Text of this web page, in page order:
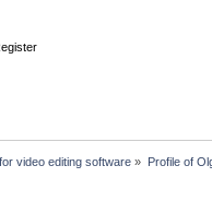
video editing software » Profile of